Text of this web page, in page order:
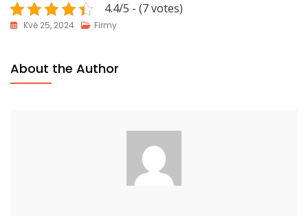
4.4/5 - (7 votes)
Kvě 25, 2024 Firmy
About the Author